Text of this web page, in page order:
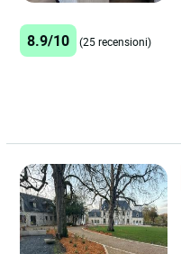
8.9/10 (25 recensioni)